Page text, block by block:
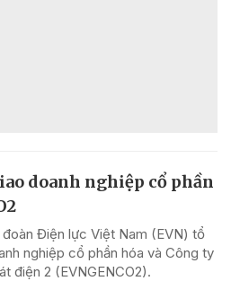
doanh nghiệp cổ phần
Điện lực Việt Nam (EVN) tổ
nghiệp cổ phần hóa và Công ty
điện 2 (EVNGENCO2).